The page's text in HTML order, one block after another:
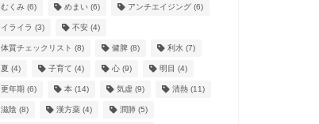
むくみ(6) めまい(6) アンチエイジング(6)
イライラ (3) 不安(4)
体質チェックリスト (8) 健脾(8) 利水 (7)
夏 (4) 子育て (4) 心(9) 明目 (4)
更年期 (6) 本(14) 気虚(9) 清熱(11)
滋陰(8) 漢方薬(4) 潤肺(5)